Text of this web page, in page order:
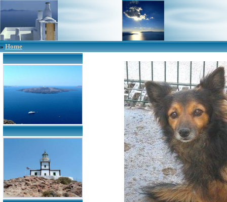
»Home